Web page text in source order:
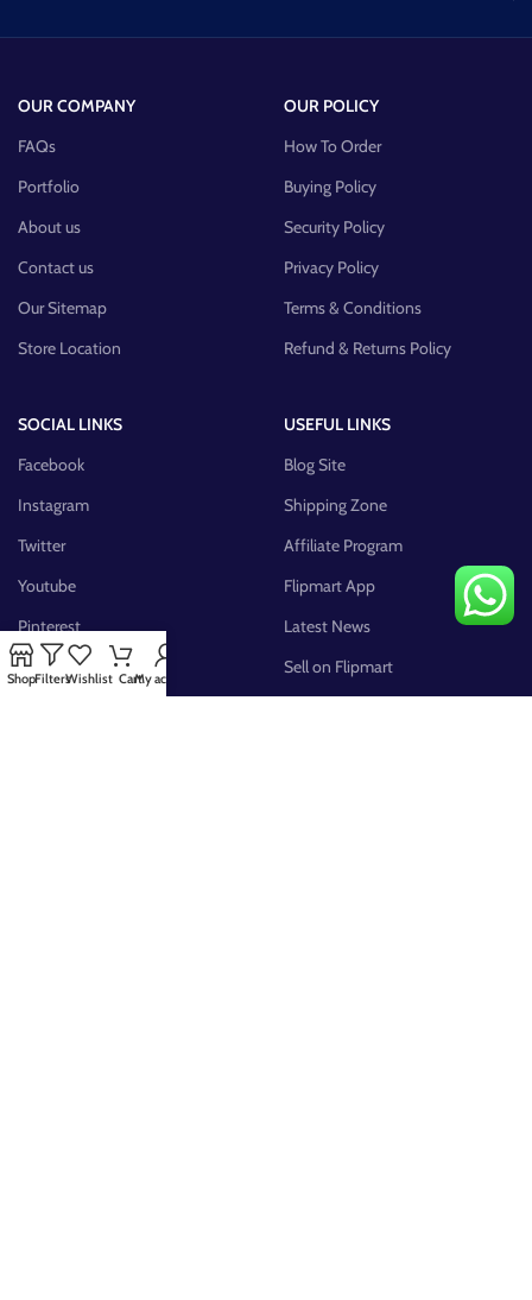
OUR COMPANY
FAQs
Portfolio
About us
Contact us
Our Sitemap
Store Location
OUR POLICY
How To Order
Buying Policy
Security Policy
Privacy Policy
Terms & Conditions
Refund & Returns Policy
SOCIAL LINKS
Facebook
Instagram
Twitter
Youtube
Pinterest
FB Group
USEFUL LINKS
Blog Site
Shipping Zone
Affiliate Program
Flipmart App
Latest News
Sell on Flipmart
ShopFiltersWishlist CartMy account